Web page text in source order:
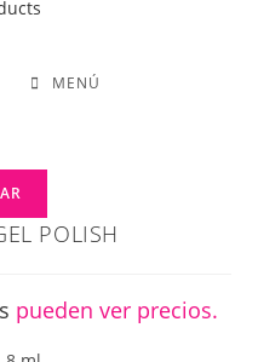
MENÚ
POLISH
pueden ver precios.